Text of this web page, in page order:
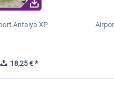
Antalya XP
18,25 € *